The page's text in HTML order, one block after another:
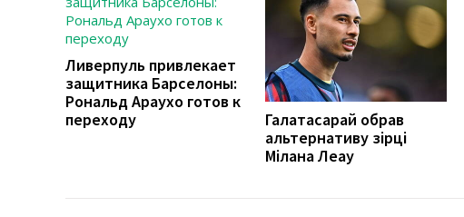
Ливерпуль привлекает
защитника Барселоны:
Рональд Араухо готов к
переходу
Галатасарай обрав
альтернативу зірці
Мілана Леау